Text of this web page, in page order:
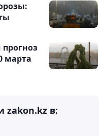
марта
zakon.kz в: